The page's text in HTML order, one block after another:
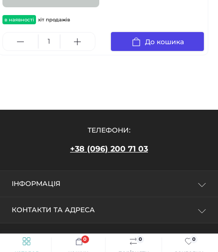
0 0
0
в наявності хіт продажів
До кошика
ТЕЛЕФОНИ:
+38 (096) 200 71 03
ІНФОРМАЦІЯ
Оплата та доставка
Умови використання
Політика конфіденційності
КОНТАКТИ ТА АДРЕСА
09100, м. Біла Церква, вул. Леваневського, 87а
Magic Moment © 2026